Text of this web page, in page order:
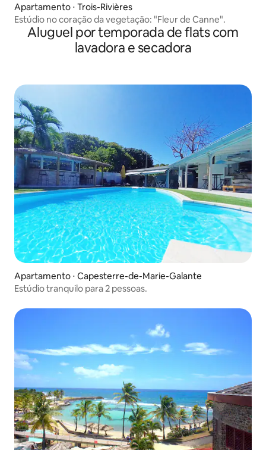
Apartamento ⋅ Trois-Rivières
Estúdio no coração da vegetação: "Fleur de Canne".
Aluguel por temporada de flats com
lavadora e secadora
Apartamento ⋅ Capesterre-de-Marie-Galante
Estúdio tranquilo para 2 pessoas.